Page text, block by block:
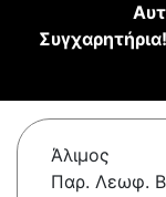
Συγχαρητήρια!
Άλιμος
Παρ. Λεωφ.